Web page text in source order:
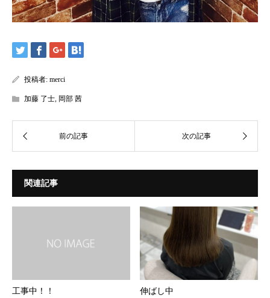
投稿者: merci
加藤 了士, 岡部 茜
関連記事
工事中！！ 伸ばし中